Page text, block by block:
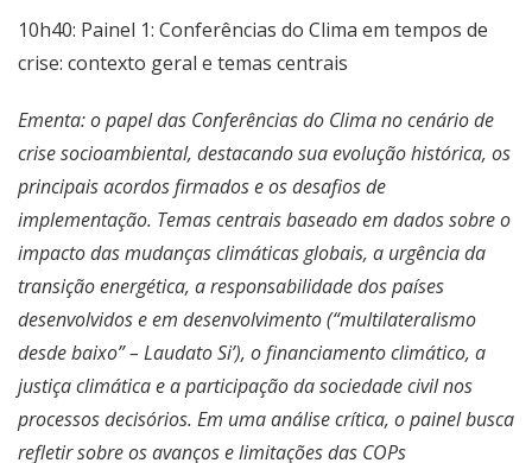
10h40: Painel 1: Conferências do Clima em tempos de
crise: contexto geral e temas centrais
Ementa: o papel das Conferências do Clima no cenário de
crise socioambiental, destacando sua evolução histórica, os
principais acordos firmados e os desafios de
implementação. Temas centrais baseado em dados sobre o
impacto das mudanças climáticas globais, a urgência da
transição energética, a responsabilidade dos países
desenvolvidos e em desenvolvimento (“multilateralismo
desde baixo” – Laudato Si’), o financiamento climático, a
justiça climática e a participação da sociedade civil nos
processos decisórios. Em uma análise crítica, o painel busca
refletir sobre os avanços e limitações das COPs